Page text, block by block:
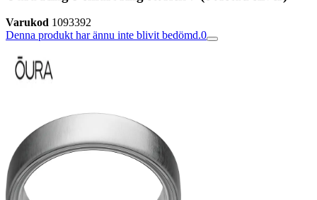
Varukod 1093392
Denna produkt har ännu inte blivit bedömd.0